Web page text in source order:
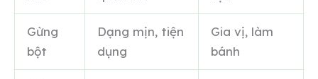
Gừng
bột
Dạng mịn, tiện
dụng
Gia vị, làm
bánh